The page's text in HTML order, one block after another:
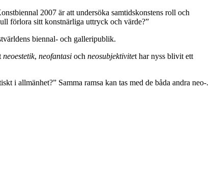
2007 är att undersöka samtidskonstens roll och
förlora sitt konstnärliga uttryck och värde?”
biennal- och galleripublik.
neoestetik, neofantasi och neosubjektivitet har nyss blivit ett
i allmänhet?” Samma ramsa kan tas med de båda andra neo-.